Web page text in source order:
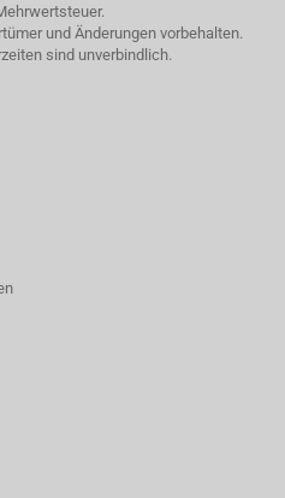
und Änderungen vorbehalten.
sind unverbindlich.